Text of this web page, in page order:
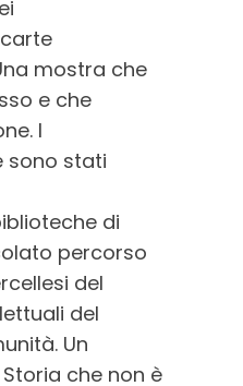
mostra che
e che
I
sono stati
di
percorso
del
del
Un
che non è